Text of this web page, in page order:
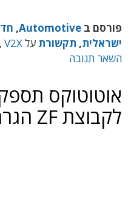
פורסם ב Automotive
,
ישראלית, תקשורת על , V2X
השאר תגובה
לקבוצת ZF הגרמנית